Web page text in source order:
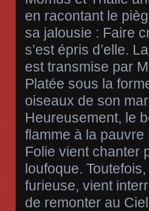
en racontant le
sa jalousie : Faire
s’est épris d’elle.
est transmise par
Platée sous la
oiseaux de son
Heureusement, le
flamme à la pauvre
Folie vient chanter
loufoque.
furieuse, vient
de remonter au